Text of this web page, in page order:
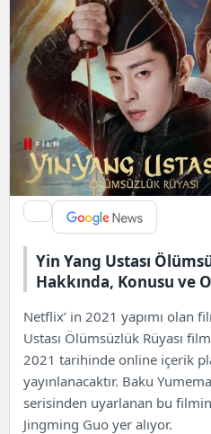
Yin Yang Ustası
Hakkında, Konusu ve
Netflix’ in 2021 yapımı olan
Ustası Ölümsüzlük Rüyası
2021 tarihinde online içerik
yayınlanacaktır. Baku
serisinden uyarlanan bu
Jingming Guo yer alıyor.